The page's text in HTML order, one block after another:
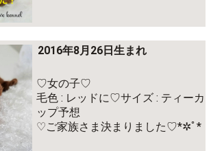
2016年8月26日生まれ
♡女の子♡
毛色 : レッドに♡サイズ : ティーカ
ップ予想
♡ご家族さま決まりました♡*✲ﾟ*